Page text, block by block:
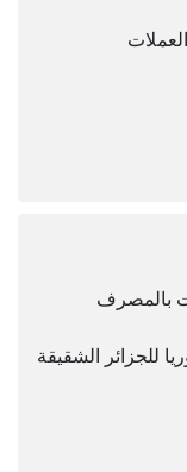
بالمصرف
للجزائر الشقيقة